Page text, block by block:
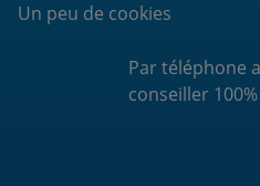
Un peu de cookies
Par téléphone
conseiller 100%